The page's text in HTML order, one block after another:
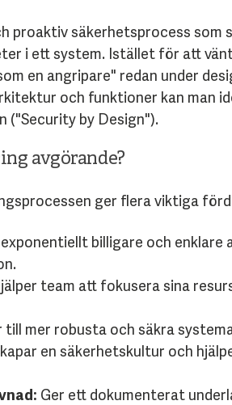
proaktiv säkerhetsprocess som
i ett system. Istället för att
en angripare" redan under
och funktioner kan man
("Security by Design").
avgörande?
ger flera viktiga
billigare och
team att fokusera sina
till mer robusta och säkra
en säkerhetskultur och
Ger ett dokumenterat